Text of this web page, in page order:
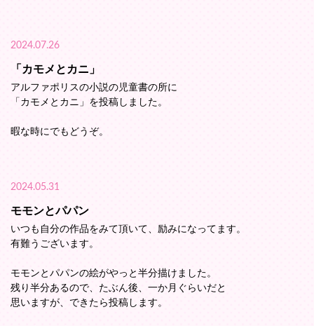
2024.07.26
「カモメとカニ」
アルファポリスの小説の児童書の所に
「カモメとカニ」を投稿しました。
暇な時にでもどうぞ。
2024.05.31
モモンとパパン
いつも自分の作品をみて頂いて、励みになってます。
有難うございます。
モモンとパパンの絵がやっと半分描けました。
残り半分あるので、たぶん後、一か月ぐらいだと
思いますが、できたら投稿します。